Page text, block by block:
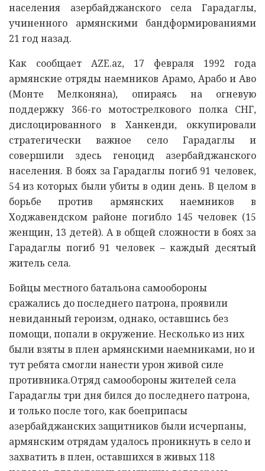
населения азербайджанского села Гарадаглы,
учиненного армянскими бандформированиями
21 год назад.
Как сообщает AZE.az, 17 февраля 1992 года
армянские отряды наемников Арамо, Арабо и Аво
(Монте Мелконяна), опираясь на огневую
поддержку 366-го мотострелкового полка СНГ,
дислоцированного в Ханкенди, оккупировали
стратегически важное село Гарадаглы и
совершили здесь геноцид азербайджанского
населения. В боях за Гарадаглы погиб 91 человек,
54 из которых были убиты в один день. В целом в
борьбе против армянских наемников в
Ходжавендском районе погибло 145 человек (15
женщин, 13 детей). А в общей сложности в боях за
Гарадаглы погиб 91 человек – каждый десятый
житель села.
Бойцы местного батальона самообороны
сражались до последнего патрона, проявили
невиданный героизм, однако, оставшись без
помощи, попали в окружение. Несколько из них
были взяты в плен армянскими наемниками, но и
тут ребята смогли нанести урон живой силе
противника.Отряд самообороны жителей села
Гарадаглы три дня бился до последнего патрона,
и только после того, как боеприпасы
азербайджанских защитников были исчерпаны,
армянским отрядам удалось проникнуть в село и
захватить в плен, оставшихся в живых 118